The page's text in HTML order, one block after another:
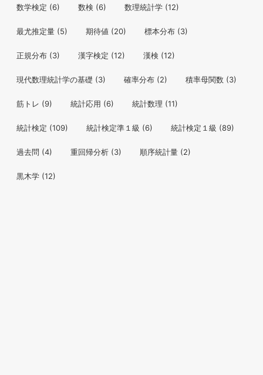
数学検定 (6) 数検 (6) 数理統計学 (12)
最尤推定量 (5) 期待値 (20) 標本分布 (3)
正規分布 (3) 漢字検定 (12) 漢検 (12)
現代数理統計学の基礎 (3) 確率分布 (2) 積率母関数 (3)
筋トレ (9) 統計応用 (6) 統計数理 (11)
統計検定 (109) 統計検定準１級 (6) 統計検定１級 (89)
過去問 (4) 重回帰分析 (3) 順序統計量 (2)
黒木学 (12)